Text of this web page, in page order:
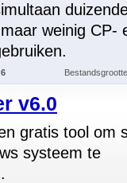
weinig CP-
6
v6.0
gratis tool om
systeem te